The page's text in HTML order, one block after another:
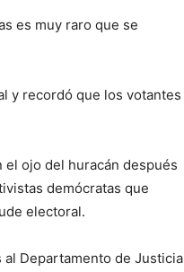
es muy raro que se
y recordó que los votantes
ojo del huracán después
demócratas que
electoral.
al Departamento de Justicia